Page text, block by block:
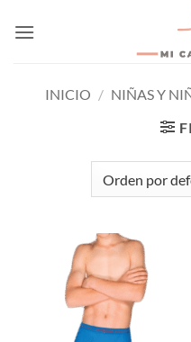
INICIO / NIÑAS Y